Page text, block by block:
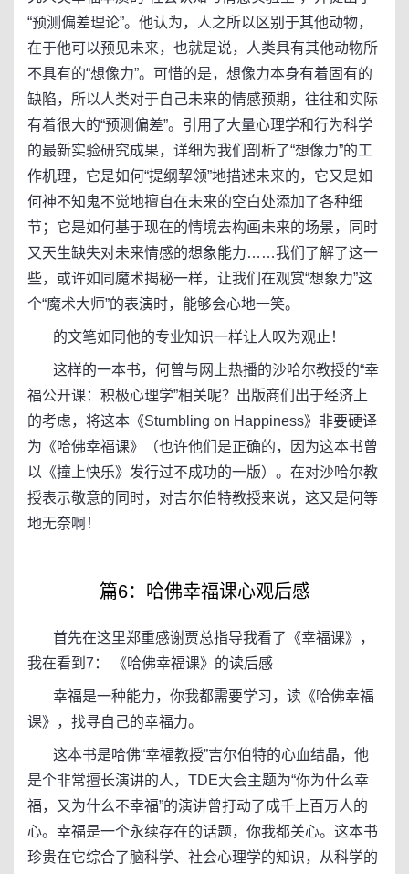
“预测偏差理论”。他认为，人之所以区别于其他动物，
在于他可以预见未来，也就是说，人类具有其他动物所
不具有的“想像力”。可惜的是，想像力本身有着固有的
缺陷，所以人类对于自己未来的情感预期，往往和实际
有着很大的“预测偏差”。引用了大量心理学和行为科学
的最新实验研究成果，详细为我们剖析了“想像力”的工
作机理，它是如何“提纲挈领”地描述未来的，它又是如
何神不知鬼不觉地擅自在未来的空白处添加了各种细
节；它是如何基于现在的情境去构画未来的场景，同时
又天生缺失对未来情感的想象能力……我们了解了这一
些，或许如同魔术揭秘一样，让我们在观赏“想象力”这
个“魔术大师”的表演时，能够会心地一笑。
的文笔如同他的专业知识一样让人叹为观止！
这样的一本书，何曾与网上热播的沙哈尔教授的“幸
福公开课：积极心理学”相关呢？出版商们出于经济上
的考虑，将这本《Stumbling on Happiness》非要硬译
为《哈佛幸福课》（也许他们是正确的，因为这本书曾
以《撞上快乐》发行过不成功的一版）。在对沙哈尔教
授表示敬意的同时，对吉尔伯特教授来说，这又是何等
地无奈啊！
篇6：哈佛幸福课心观后感
首先在这里郑重感谢贾总指导我看了《幸福课》，
我在看到7： 《哈佛幸福课》的读后感
幸福是一种能力，你我都需要学习，读《哈佛幸福
课》，找寻自己的幸福力。
这本书是哈佛“幸福教授”吉尔伯特的心血结晶，他
是个非常擅长演讲的人，TDE大会主题为“你为什么幸
福，又为什么不幸福”的演讲曾打动了成千上百万人的
心。幸福是一个永续存在的话题，你我都关心。这本书
珍贵在它综合了脑科学、社会心理学的知识，从科学的